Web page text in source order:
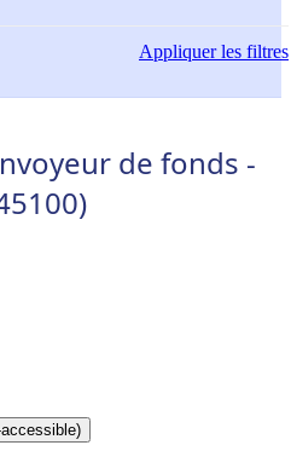
Appliquerles filtres
de fonds -